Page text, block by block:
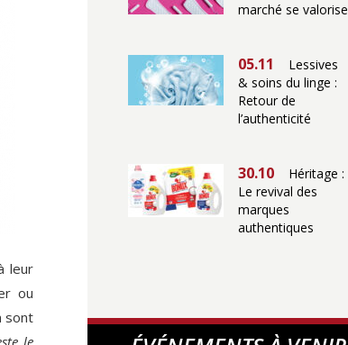
leur
ou
sont
le
marché se valorise
05.11
Lessives
& soins du linge :
Retour de
l’authenticité
30.10
Héritage :
Le revival des
marques
authentiques